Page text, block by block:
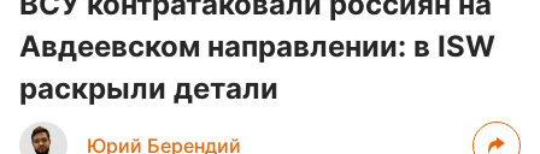
Авдеевском направлении: в ISW
раскрыли детали
Юрий Берендий